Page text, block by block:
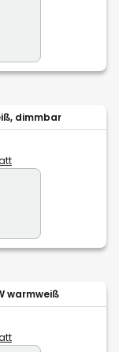
dimmbar
warmweiß